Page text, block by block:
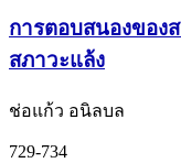
การตอบสนองของ
สภาวะแล้ง
ช่อแก้ว อนิลบล
729-734